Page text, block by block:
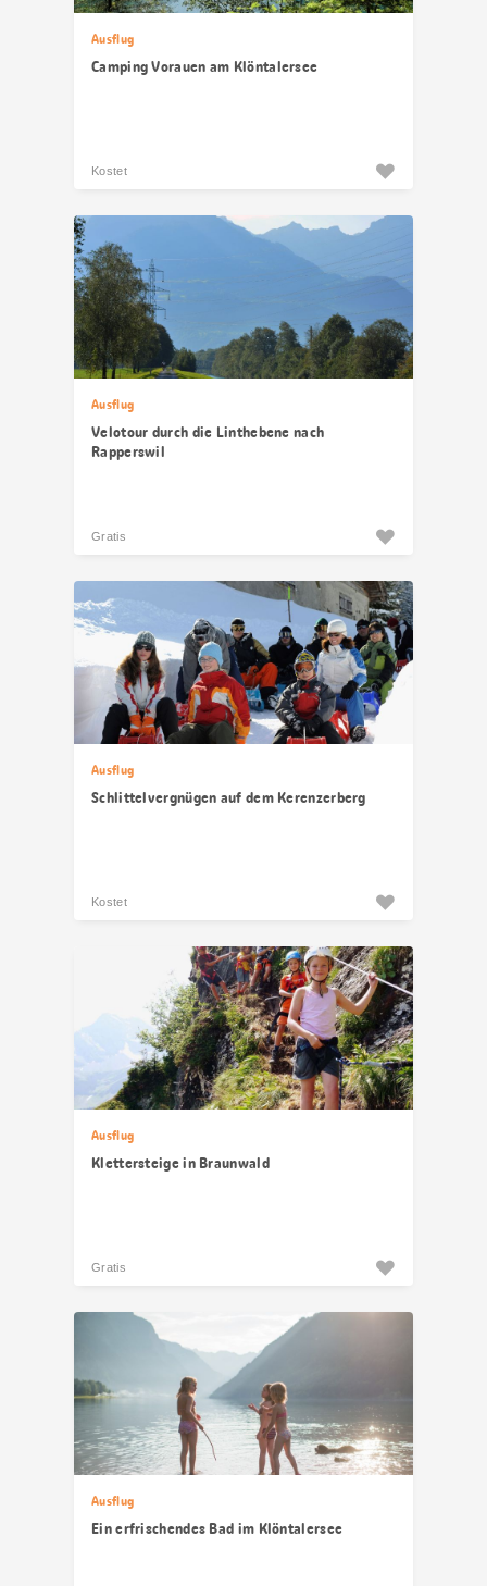
Ausflug
Camping Vorauen am Klöntalersee
Kostet
Ausflug
Velotour durch die Linthebene nach
Rapperswil
Gratis
Ausflug
Schlittelvergnügen auf dem Kerenzerberg
Kostet
Ausflug
Klettersteige in Braunwald
Gratis
Ausflug
Ein erfrischendes Bad im Klöntalersee